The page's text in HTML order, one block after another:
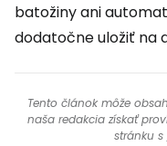
batožiny ani
dodatočne uložiť na
Tento článok môže
naša redakcia získať
stránku s